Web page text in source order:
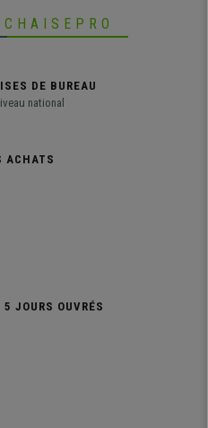
CHAISEPRO
DE BUREAU
national
ACHATS
JOURS OUVRÉS